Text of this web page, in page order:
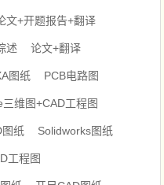
文+开题报告+翻译
述 论文+翻译
图纸 PCB电路图
三维图+CAD工程图
纸 Solidworks图纸
工程图